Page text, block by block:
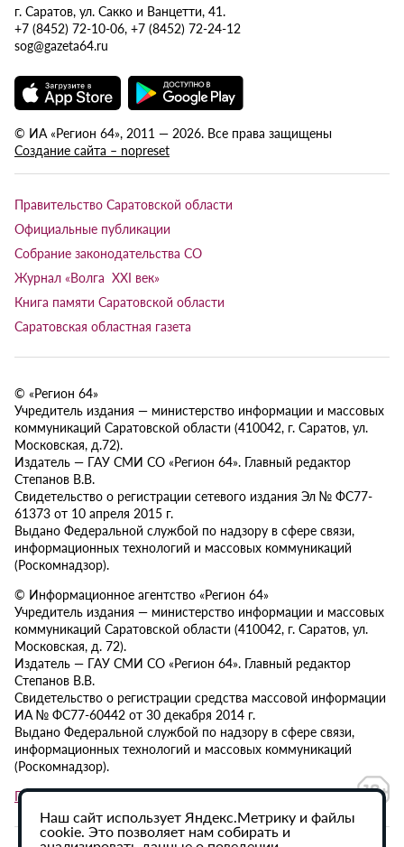
г. Саратов, ул. Сакко и Ванцетти, 41.
+7 (8452) 72-10-06, +7 (8452) 72-24-12
sog@gazeta64.ru
© ИА «Регион 64», 2011 — 2026. Все права защищены
Создание сайта – nopreset
Правительство Саратовской области
Официальные публикации
Собрание законодательства СО
Журнал «Волга XXI век»
Книга памяти Саратовской области
Саратовская областная газета
© «Регион 64»
Учредитель издания — министерство информации и массовых
коммуникаций Саратовской области (410042, г. Саратов, ул.
Московская, д.72).
Издатель — ГАУ СМИ СО «Регион 64». Главный редактор
Степанов В.В.
Свидетельство о регистрации сетевого издания Эл № ФС77-
61373 от 10 апреля 2015 г.
Выдано Федеральной службой по надзору в сфере связи,
информационных технологий и массовых коммуникаций
(Роскомнадзор).
© Информационное агентство «Регион 64»
Учредитель издания — министерство информации и массовых
коммуникаций Саратовской области (410042, г. Саратов, ул.
Московская, д. 72).
Издатель — ГАУ СМИ СО «Регион 64». Главный редактор
Степанов В.В.
Свидетельство о регистрации средства массовой информации
ИА № ФС77-60442 от 30 декабря 2014 г.
Выдано Федеральной службой по надзору в сфере связи,
информационных технологий и массовых коммуникаций
(Роскомнадзор).
Политика в отношении обработки персональных данных
Наш сайт использует Яндекс.Метрику и файлы
cookie. Это позволяет нам собирать и